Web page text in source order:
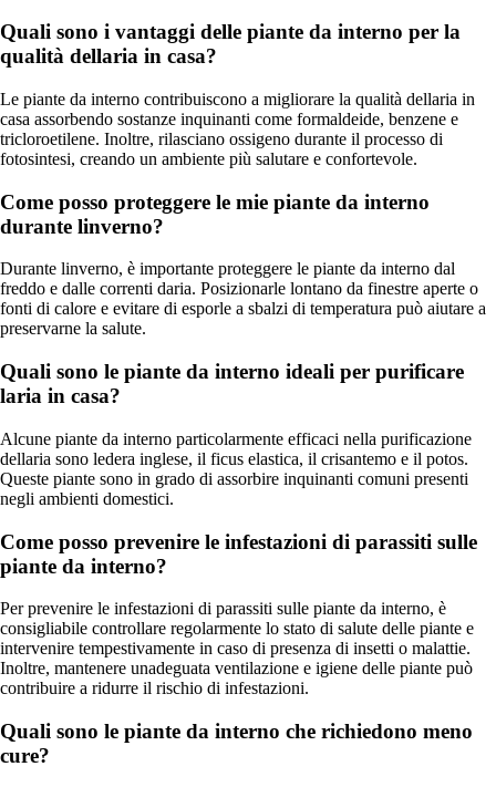
Quali sono i vantaggi delle piante da interno per la
qualità dellaria in casa?
Le piante da interno contribuiscono a migliorare la qualità dellaria in
casa assorbendo sostanze inquinanti come formaldeide, benzene e
tricloroetilene. Inoltre, rilasciano ossigeno durante il processo di
fotosintesi, creando un ambiente più salutare e confortevole.
Come posso proteggere le mie piante da interno
durante linverno?
Durante linverno, è importante proteggere le piante da interno dal
freddo e dalle correnti daria. Posizionarle lontano da finestre aperte o
fonti di calore e evitare di esporle a sbalzi di temperatura può aiutare a
preservarne la salute.
Quali sono le piante da interno ideali per purificare
laria in casa?
Alcune piante da interno particolarmente efficaci nella purificazione
dellaria sono ledera inglese, il ficus elastica, il crisantemo e il potos.
Queste piante sono in grado di assorbire inquinanti comuni presenti
negli ambienti domestici.
Come posso prevenire le infestazioni di parassiti sulle
piante da interno?
Per prevenire le infestazioni di parassiti sulle piante da interno, è
consigliabile controllare regolarmente lo stato di salute delle piante e
intervenire tempestivamente in caso di presenza di insetti o malattie.
Inoltre, mantenere unadeguata ventilazione e igiene delle piante può
contribuire a ridurre il rischio di infestazioni.
Quali sono le piante da interno che richiedono meno
cure?